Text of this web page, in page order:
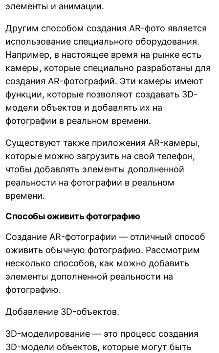
элементы и анимации.
Другим способом создания AR-фото является
использование специального оборудования.
Например, в настоящее время на рынке есть
камеры, которые специально разработаны для
создания AR-фотографий. Эти камеры имеют
функции, которые позволяют создавать 3D-
модели объектов и добавлять их на
фотографии в реальном времени.
Существуют также приложения AR-камеры,
которые можно загрузить на свой телефон,
чтобы добавлять элементы дополненной
реальности на фотографии в реальном
времени.
Способы оживить фотографию
Создание AR-фотографии — отличный способ
оживить обычную фотографию. Рассмотрим
несколько способов, как можно добавить
элементы дополненной реальности на
фотографию.
Добавление 3D-объектов.
3D-моделирование — это процесс создания
3D-модели объектов, которые могут быть